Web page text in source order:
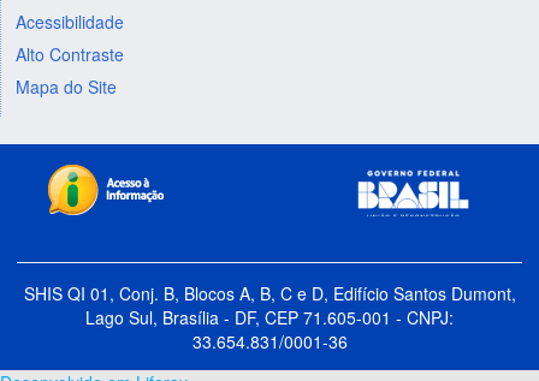
Acessibilidade
Alto Contraste
Mapa do Site
SHIS QI 01, Conj. B, Blocos A, B, C e D, Edifício Santos Dumont,
Lago Sul, Brasília - DF, CEP 71.605-001 - CNPJ:
33.654.831/0001-36